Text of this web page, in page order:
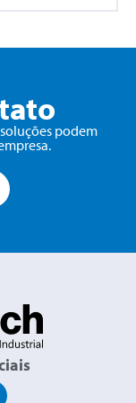
podem